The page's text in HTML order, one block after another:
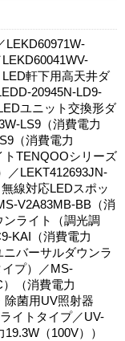
LEKD60971W-
軒下用高天井ダ
20945N-LD9-
ユニット交換形ダ
LS9（消費電力
（消費電力
トTENQOOシリーズ
／LEKT412693JN-
線対応LEDスポッ
V2A83MB-BB（消
ライト（調光調
KAI（消費電力
バーサルダウンラ
プ）／MS-
（消費電力
除菌用UV照射器
イトタイプ／UV-
（100V））